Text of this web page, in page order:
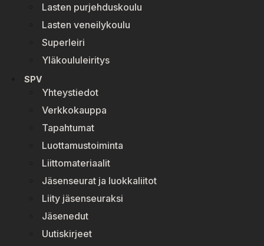
Lasten purjehduskoulu
Lasten veneilykoulu
Superleiri
Yläkoululeiritys
SPV
Yhteystiedot
Verkkokauppa
Tapahtumat
Luottamustoiminta
Liittomateriaalit
Jäsenseurat ja luokkaliitot
Liity jäsenseuraksi
Jäsenedut
Uutiskirjeet